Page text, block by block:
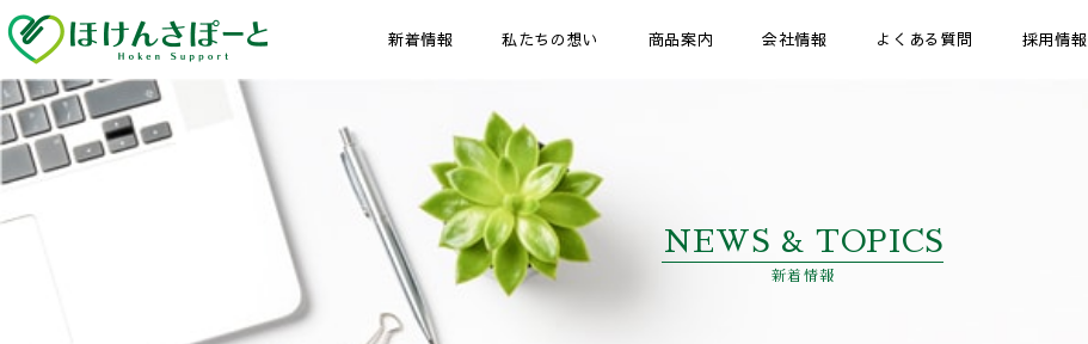
新着情報 私たちの想い 商品案内 会社情報 よくある質問 採用情報
NEWS & TOPICS
新着情報